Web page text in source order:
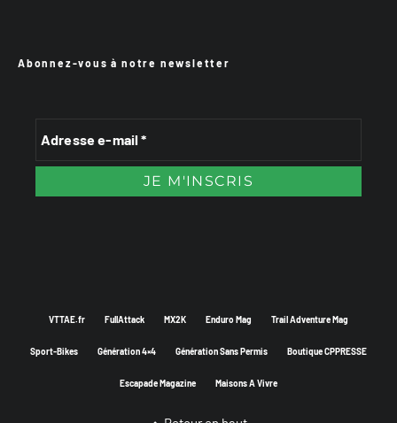
Abonnez-vous à notre newsletter
VTTAE.fr FullAttack MX2K Enduro Mag Trail Adventure Mag
Sport-Bikes Génération 4×4 Génération Sans Permis Boutique CPPRESSE
Escapade Magazine Maisons A Vivre